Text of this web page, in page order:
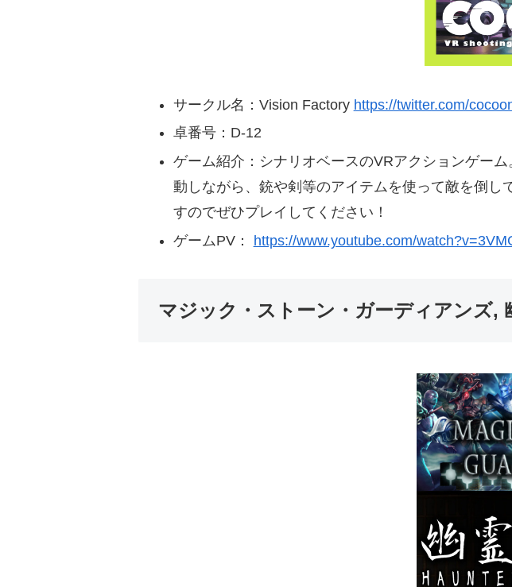
サークル名：Vision Factory https://twitter.com/
卓番号：D-12
ゲーム紹介：シナリオベースのVRアクションゲー
動しながら、銃や剣等のアイテムを使って敵を倒
すのでぜひプレイしてください！
ゲームPV： https://www.youtube.com/
マジック・ストーン・ガーディアンズ,